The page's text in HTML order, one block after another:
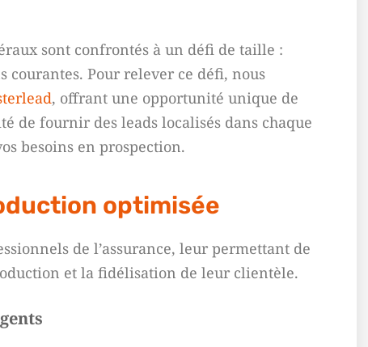
sont confrontés à un défi de taille :
Pour relever ce défi, nous
, offrant une opportunité unique de
de fournir des leads localisés dans chaque
besoins en prospection.
optimisée
de l’assurance, leur permettant de
et la fidélisation de leur clientèle.